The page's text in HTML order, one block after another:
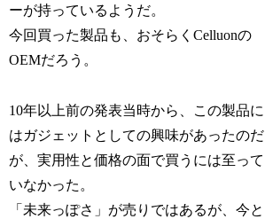
ーが持っているようだ。
今回買った製品も、おそらくCelluonの
OEMだろう。
10年以上前の発表当時から、この製品に
はガジェットとしての興味があったのだ
が、実用性と価格の面で買うには至って
いなかった。
「未来っぽさ」が売りではあるが、今と